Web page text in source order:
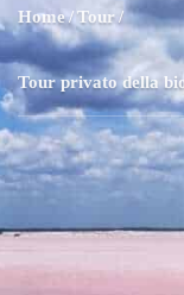
Home Tour
Tour privato della